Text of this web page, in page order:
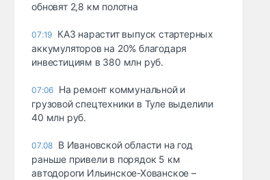
обновят 2,8 км полотна
07:19 КАЗ нарастит выпуск стартерных
аккумуляторов на 20% благодаря
инвестициям в 380 млн руб.
07:06 На ремонт коммунальной и
грузовой спецтехники в Туле выделили
40 млн руб.
07.08 В Ивановской области на год
раньше привели в порядок 5 км
автодороги Ильинское-Хованское –